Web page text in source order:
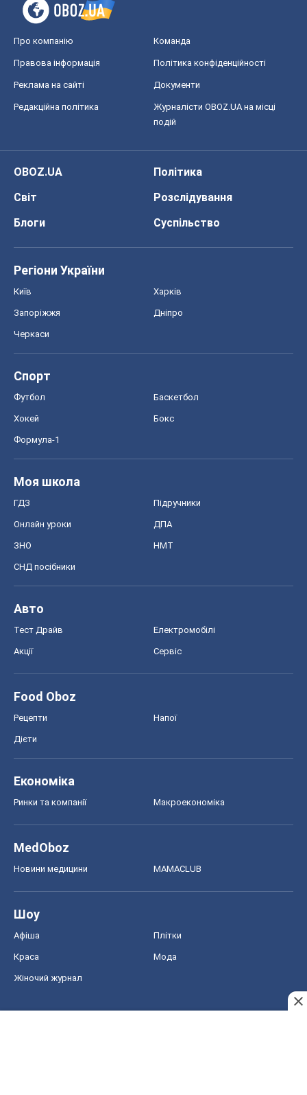
Про компанію Команда
Правова інформація Політика конфіденційності
Реклама на сайті Документи
Редакційна політика
Журналісти OBOZ.UA на місці
подій
OBOZ.UA
Політика
Світ
Розслідування
Блоги
Суспільство
Регіони України
Київ Харків
Запоріжжя Дніпро
Черкаси
Спорт
Футбол Баскетбол
Хокей Бокс
Формула-1
Моя школа
ГДЗ Підручники
Онлайн уроки ДПА
ЗНО НМТ
СНД посібники
Авто
Тест Драйв Електромобілі
Акції Сервіс
Food Oboz
Рецепти Напої
Дієти
Економіка
Ринки та компанії Макроекономіка
MedOboz
Новини медицини MAMACLUB
Шоу
Афіша Плітки
Краса Мода
Жіночий журнал